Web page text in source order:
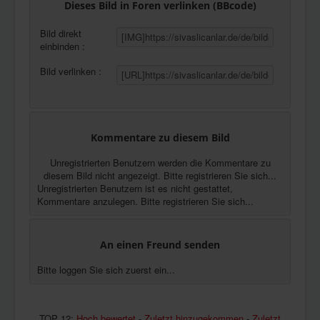
Dieses Bild in Foren verlinken (BBcode)
Bild direkt
einbinden :
Bild verlinken :
Kommentare zu diesem Bild
Unregistrierten Benutzern werden die Kommentare zu
diesem Bild nicht angezeigt. Bitte registrieren Sie sich...
Unregistrierten Benutzern ist es nicht gestattet,
Kommentare anzulegen. Bitte registrieren Sie sich...
An einen Freund senden
Bitte loggen Sie sich zuerst ein...